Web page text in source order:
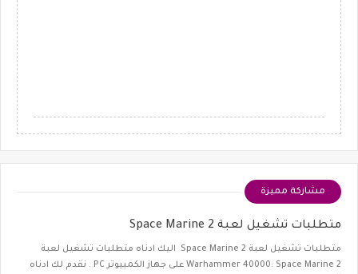
مشاركة مميزة
متطلبات تشغيل لعبة Space Marine 2
متطلبات تشغيل لعبة Space Marine 2 اليك ادناه متطلبات تشغيل لعبة
Warhammer 40000: Space Marine 2 على جهاز الكمبيوتر PC . نقدم لك ادناه